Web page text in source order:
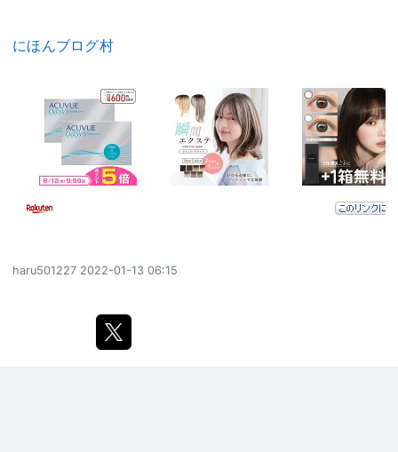
にほんブログ村
haru501227 2022-01-13 06:15